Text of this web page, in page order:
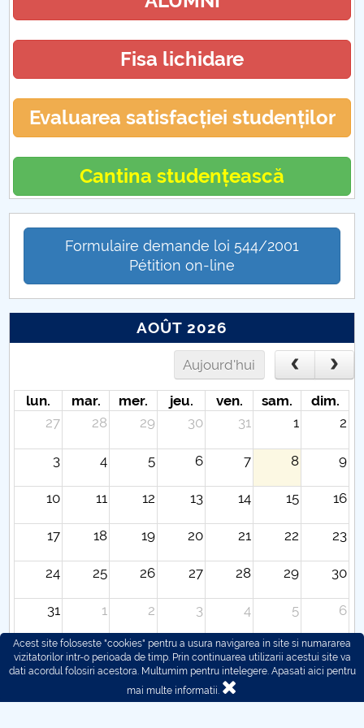
Hotărâri Senat din 27 noiembrie 2017
Hotărări Senat din 18 decembrie 2017
Fisa lichidare
Evaluarea satisfacției studenților
Cantina studențească
Formulaire demande loi 544/2001
Pétition on-line
AOÛT 2026
Aujourd'hui
lun. mar. mer. jeu. ven. sam.
dim.
27
28 29 30 31 1 2
3 4 5 6 7 8 9
10 11 12 13 14 15 16
17 18 19 20 21 22 23
24 25 26 27 28 29 30
31 1 2 3 4 5 6
Acest site foloseste "cookies" pentru a usura navigarea in site si numararea
vizitatorilor intr-o perioada de timp. Prin continuarea utilizarii acestui site va
dati acordul folosiri acestora. Multumim pentru intelegere. Apasati aici pentru
mai multe informatii.